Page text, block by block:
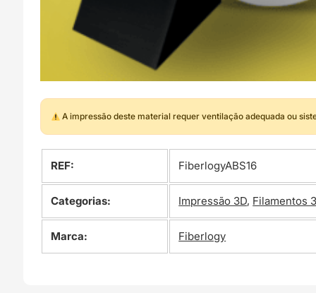
A impressão deste material requer ventilação adequada ou
REF: FiberlogyABS16
Categorias: Impressão 3D, Filamentos
Marca: Fiberlogy